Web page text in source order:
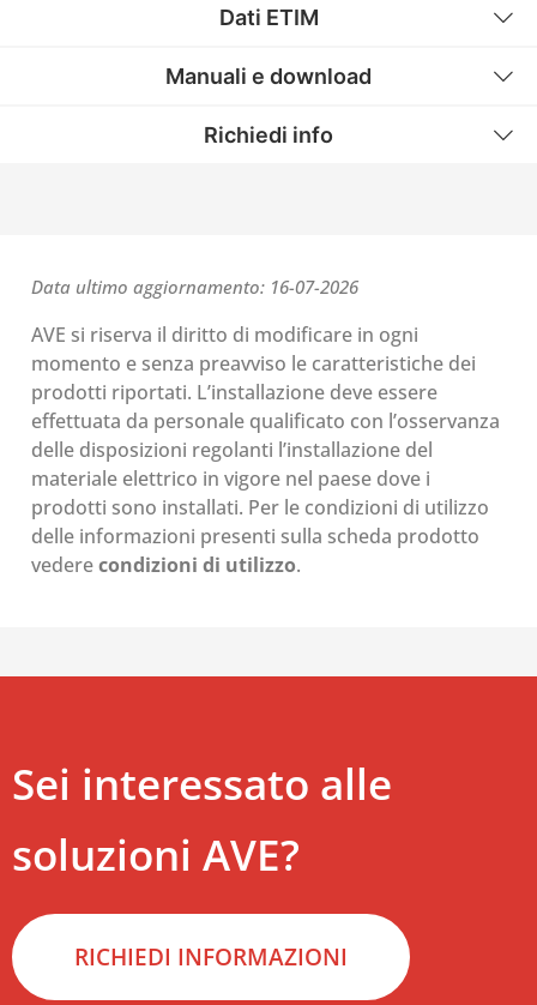
Dati ETIM
Manuali e download
Richiedi info
Data ultimo aggiornamento: 16-07-2026
AVE si riserva il diritto di modificare in ogni
momento e senza preavviso le caratteristiche dei
prodotti riportati. L’installazione deve essere
effettuata da personale qualificato con l’osservanza
delle disposizioni regolanti l’installazione del
materiale elettrico in vigore nel paese dove i
prodotti sono installati. Per le condizioni di utilizzo
delle informazioni presenti sulla scheda prodotto
vederecondizioni di utilizzo.
Sei interessato alle
soluzioni AVE?
RICHIEDI INFORMAZIONI